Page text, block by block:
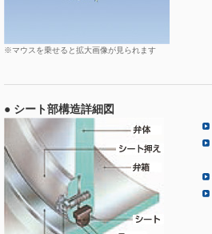
※マウスを乗せると拡大画像が見られます
● シート部構造詳細図